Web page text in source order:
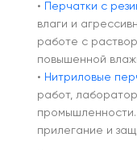
•
Перчатки с
влаги и
работе с
повышенной
• Нитриловые
работ,
прилегание и